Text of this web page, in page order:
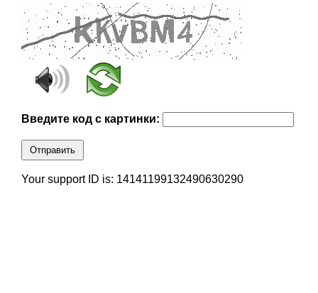
Введите код с картинки:
Отправить
Your support ID is: 14141199132490630290